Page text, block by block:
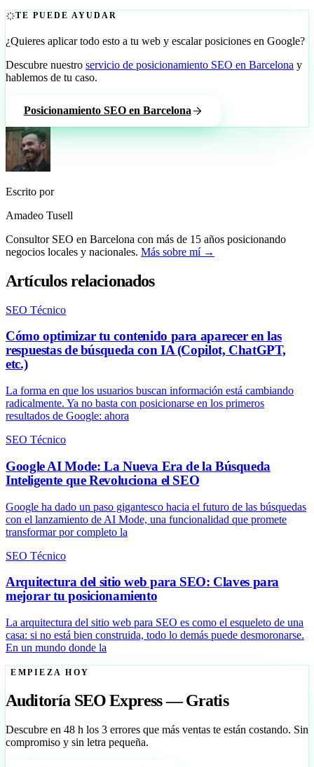
TE PUEDE AYUDAR
¿Quieres aplicar todo esto a tu web y escalar posiciones en Google?
Descubre nuestro servicio de posicionamiento SEO en Barcelona y
hablemos de tu caso.
Posicionamiento SEO en Barcelona
Escrito por
Amadeo Tusell
Consultor SEO en Barcelona con más de 15 años posicionando
negocios locales y nacionales. Más sobre mí →
Artículos relacionados
SEO Técnico
Cómo optimizar tu contenido para aparecer en las
respuestas de búsqueda con IA (Copilot, ChatGPT,
etc.)
La forma en que los usuarios buscan información está cambiando
radicalmente. Ya no basta con posicionarse en los primeros
resultados de Google: ahora
SEO Técnico
Google AI Mode: La Nueva Era de la Búsqueda
Inteligente que Revoluciona el SEO
Google ha dado un paso gigantesco hacia el futuro de las búsquedas
con el lanzamiento de AI Mode, una funcionalidad que promete
transformar por completo la
SEO Técnico
Arquitectura del sitio web para SEO: Claves para
mejorar tu posicionamiento
La arquitectura del sitio web para SEO es como el esqueleto de una
casa: si no está bien construida, todo lo demás puede desmoronarse.
En un mundo donde la
EMPIEZA HOY
Auditoría SEO Express — Gratis
Descubre en 48 h los 3 errores que más ventas te están costando. Sin
compromiso y sin letra pequeña.